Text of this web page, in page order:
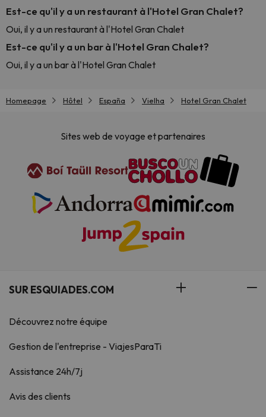
Est-ce qu'il y a un restaurant à l'Hotel Gran Chalet?
Oui, il y a un restaurant à l'Hotel Gran Chalet
Est-ce qu'il y a un bar à l'Hotel Gran Chalet?
Oui, il y a un bar à l'Hotel Gran Chalet
Homepage Hôtel España Vielha Hotel Gran Chalet
Sites web de voyage et partenaires
SUR ESQUIADES.COM
Découvrez notre équipe
Gestion de l'entreprise - ViajesParaTi
Assistance 24h/7j
Avis des clients